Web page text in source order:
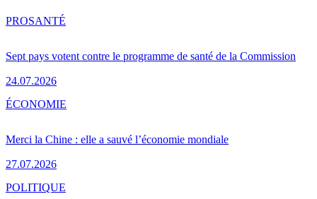
Sept pays votent contre le programme de santé de la Commission
24.07.2026
PROSANTÉ
Merci la Chine : elle a sauvé l’économie mondiale
27.07.2026
ÉCONOMIE
POLITIQUE